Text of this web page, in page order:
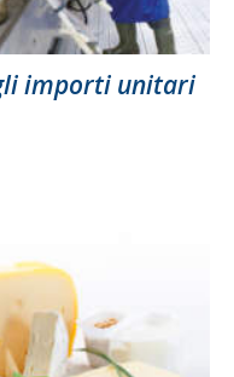
importi unitari